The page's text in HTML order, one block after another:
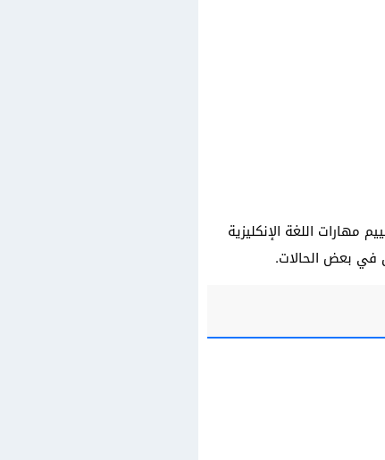
اللغة الإنكليزية
في بعض الحالات.